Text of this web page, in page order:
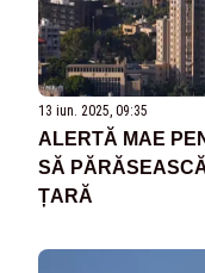
13 iun. 2025, 09:35
ALERTĂ MAE
SĂ
ȚARĂ